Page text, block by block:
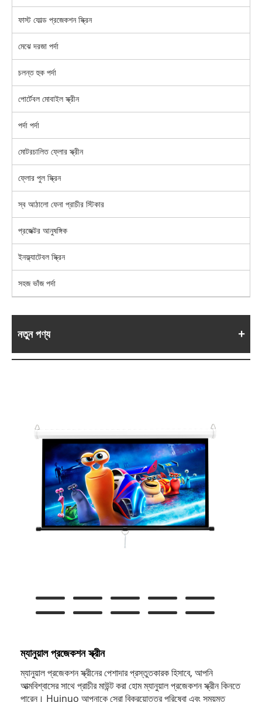
ফাস্ট ফোল্ড প্রজেকশন স্ক্রিন
মেঝে দরজা পর্দা
চলন্ত হুক পর্দা
পোর্টেবল মোবাইল স্ক্রীন
পর্দা পর্দা
মোটরচালিত ফ্লোর স্ক্রীন
ফ্লোর পুল স্ক্রিন
স্ব আঠালো ফেনা প্রাচীর স্টিকার
প্রজেক্টর আনুষঙ্গিক
ইনফ্ল্যাটেবল স্ক্রিন
সহজ ভাঁজ পর্দা
নতুন পণ্য
ম্যানুয়াল প্রজেকশন স্ক্রীন
ম্যানুয়াল প্রজেকশন স্ক্রীনের পেশাদার প্রস্তুতকারক হিসাবে, আপনি
আত্মবিশ্বাসের সাথে প্রাচীর মাউন্ট করা হোম ম্যানুয়াল প্রজেকশন স্ক্রীন কিনতে
পারেন। Huinuo আপনাকে সেরা বিক্রয়োত্তর পরিষেবা এবং সময়মত